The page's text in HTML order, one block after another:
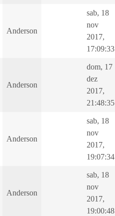
Anderson
sab, 18
nov
2017,
17:09:33
Anderson
dom, 17
dez
2017,
21:48:35
Anderson
sab, 18
nov
2017,
19:07:34
Anderson
sab, 18
nov
2017,
19:00:48